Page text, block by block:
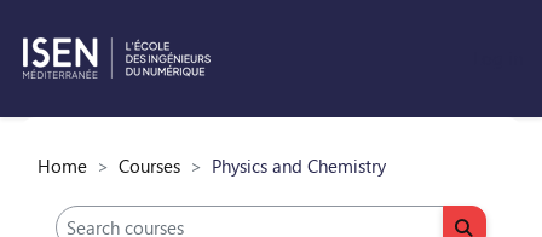
Home
Courses Physics and Chemistry
Search courses